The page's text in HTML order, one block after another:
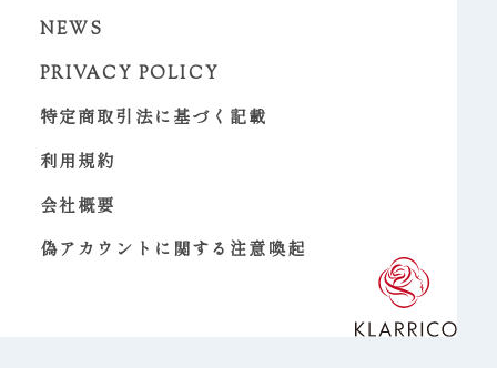
NEWS
PRIVACY POLICY
特定商取引法に基づく記載
利用規約
会社概要
偽アカウントに関する注意喚起